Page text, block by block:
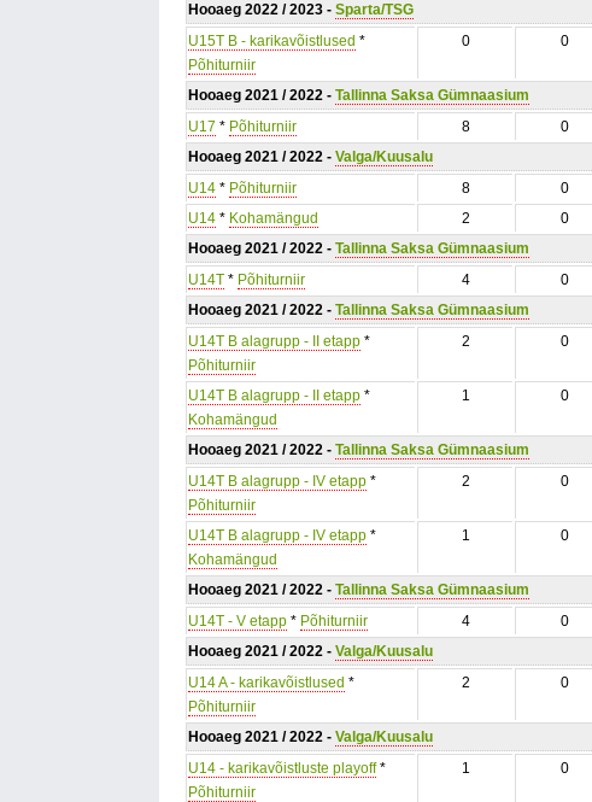
Hooaeg 2022 / 2023 - Sparta/TSG
U15T B - karikavõistlused *
Põhiturniir
0 0
Hooaeg 2021 / 2022 - Tallinna Saksa Gümnaasium
U17 * Põhiturniir 8 0
Hooaeg 2021 / 2022 - Valga/Kuusalu
U14 * Põhiturniir 8 0
U14 * Kohamängud 2 0
Hooaeg 2021 / 2022 - Tallinna Saksa Gümnaasium
U14T * Põhiturniir 4 0
Hooaeg 2021 / 2022 - Tallinna Saksa Gümnaasium
U14T B alagrupp - II etapp *
Põhiturniir
2 0
U14T B alagrupp - II etapp *
Kohamängud
1 0
Hooaeg 2021 / 2022 - Tallinna Saksa Gümnaasium
U14T B alagrupp - IV etapp *
Põhiturniir
2 0
U14T B alagrupp - IV etapp *
Kohamängud
1 0
Hooaeg 2021 / 2022 - Tallinna Saksa Gümnaasium
U14T - V etapp * Põhiturniir 4 0
Hooaeg 2021 / 2022 - Valga/Kuusalu
U14 A - karikavõistlused *
Põhiturniir
2 0
Hooaeg 2021 / 2022 - Valga/Kuusalu
U14 - karikavõistluste playoff*
Põhiturniir
1 0